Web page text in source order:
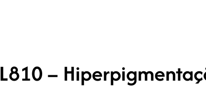
L810 –